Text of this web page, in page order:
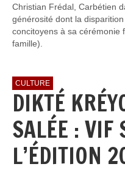
Christian Frédal, Carbétien
générosité dont la
concitoyens à sa cérémonie
famille).
CULTURE
DIKTÉ
SALÉE : VIF
L’ÉDITION